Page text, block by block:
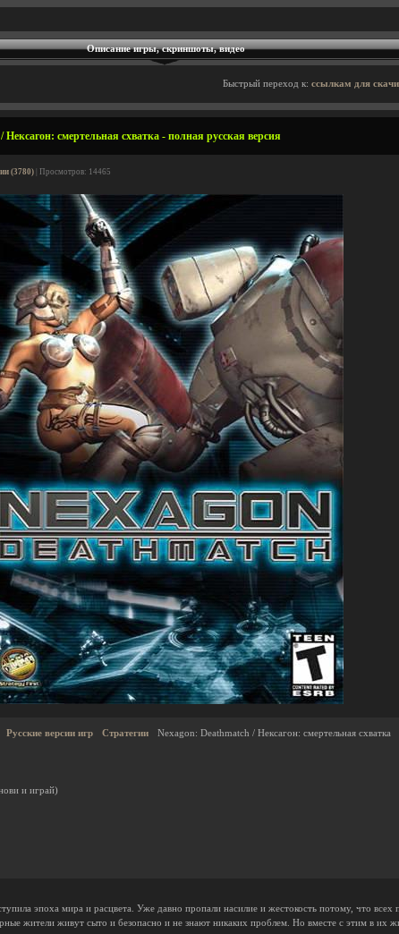
Описание игры, скриншоты, видео
Быстрый переход к: ссылкам для
смертельная схватка - полная русская версия
(3780) | Просмотров: 14465
Русские версии игр Стратегии
Nexagon: Deathmatch / Нексагон: смертельная схватка
и играй)
эпоха мира и расцвета. Уже давно пропали насилие и жестокость потому, что всех
жители живут сыто и безопасно и не знают никаких проблем. Но вместе с этим в их